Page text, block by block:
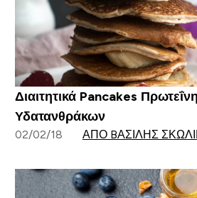
Διαιτητικά Pancakes
Υδατανθράκων
02/02/18 ΑΠΌ BΑΣΊΛΗΣ